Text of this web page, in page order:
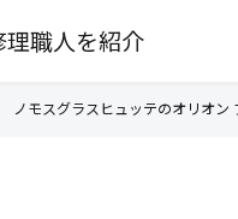
職人を紹介
ノモスグラスヒュッテのオリオン